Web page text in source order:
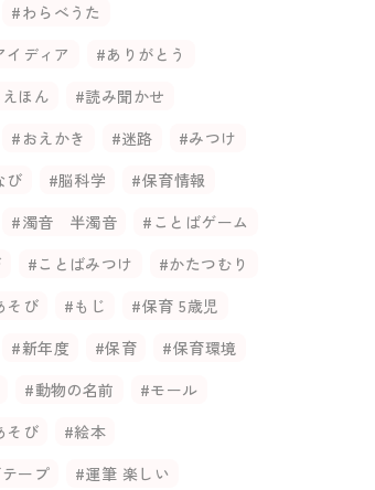
#わらべうた
ディア
#ありがとう
ほん
#読み聞かせ
#おえかき #迷路
#みつけ
び
#脳科学
#保育情報
#濁音 半濁音
#ことばゲーム
#ことばみつけ
#かたつむり
そび
#もじ
#保育 5歳児
#新年度 #保育
#保育環境
#動物の名前
#モール
そび
#絵本
ープ
#運筆 楽しい